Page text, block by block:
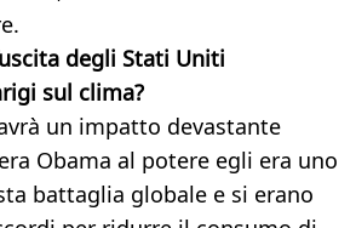
degli Stati Uniti
sul clima?
un impatto devastante
Obama al potere egli era uno
battaglia globale e si erano